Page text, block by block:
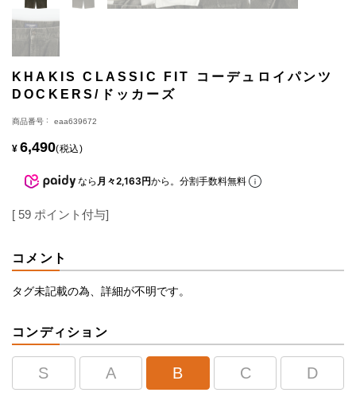
KHAKIS CLASSIC FIT コーデュロイパンツ
DOCKERS/ドッカーズ
商品番号 eaa639672
¥ 6,490 税込
なら 月々2,163円から。分割手数料無料
[ 59 ポイント付与]
コメント
タグ未記載の為、詳細が不明です。
コンディション
S A B C D